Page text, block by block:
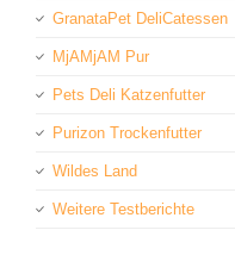
GranataPet DeliCatessen
MjAMjAM Pur
Pets Deli Katzenfutter
Purizon Trockenfutter
Wildes Land
Weitere Testberichte